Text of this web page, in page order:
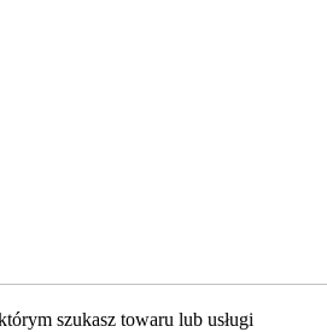
szukasz towaru lub usługi